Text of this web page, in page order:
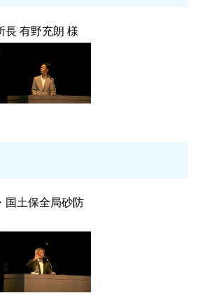
長 有野充朗 様
国土保全局砂防